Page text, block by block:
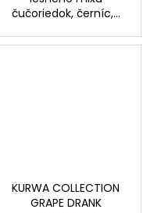
čučoriedok, černíc,...
KURWA COLLECTION
GRAPE DRANK